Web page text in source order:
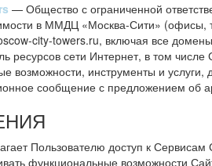
— Общество с ограниченной
в ММДЦ «Москва-Сити» (офисы,
city-towers.ru, включая все
ресурсов сети Интернет, в том числе
возможности, инструменты и услуги,
сообщение с предложением об
Пользователю доступ к
функциональные возможности